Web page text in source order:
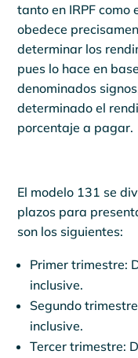
tanto en IRPF como
obedece
determinar los
pues lo hace en
denominados
determinado el
porcentaje a pagar.
El modelo 131 se
plazos para
son los siguientes:
Primer trimestre:
inclusive.
Segundo
inclusive.
Tercer trimestre: